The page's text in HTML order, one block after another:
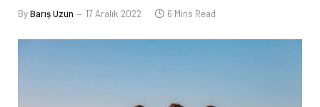
ByBarış Uzun 17 Aralık 2022 6 Mins Read